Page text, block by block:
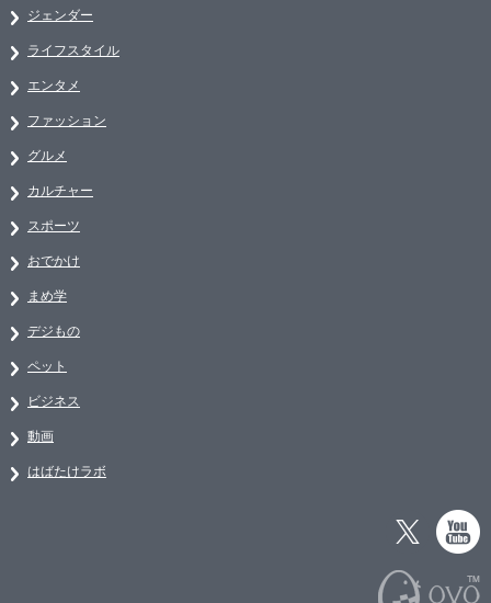
ジェンダー
ライフスタイル
エンタメ
ファッション
グルメ
カルチャー
スポーツ
おでかけ
まめ学
デジもの
ペット
ビジネス
動画
はばたけラボ